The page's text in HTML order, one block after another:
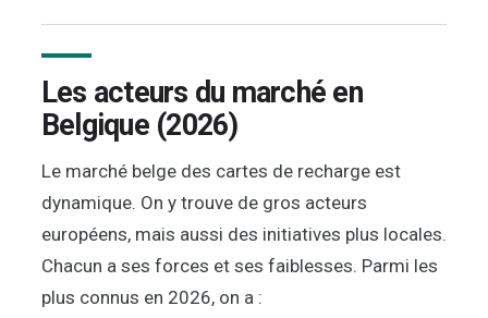
Les acteurs du marché en
Belgique (2026)
Le marché belge des cartes de recharge est
dynamique. On y trouve de gros acteurs
européens, mais aussi des initiatives plus locales.
Chacun a ses forces et ses faiblesses. Parmi les
plus connus en 2026, on a :